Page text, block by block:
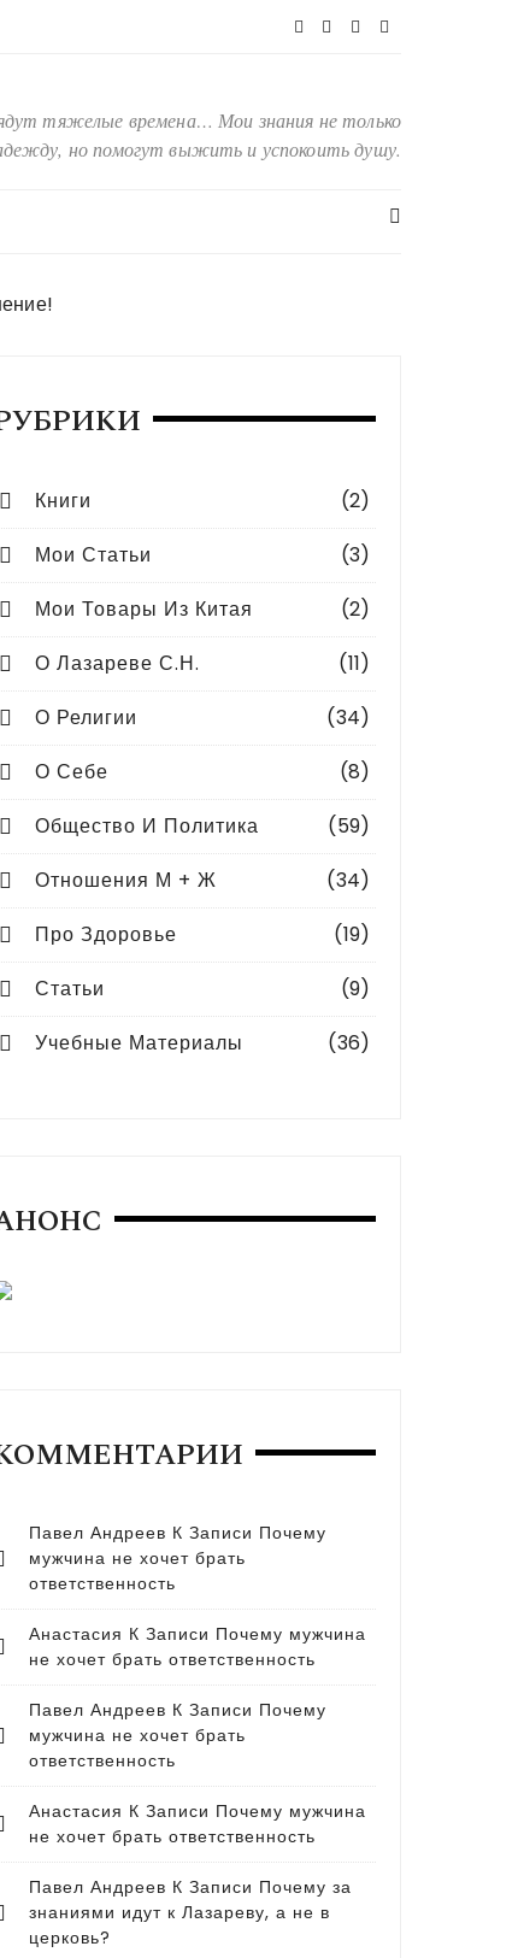
тяжелые времена… Мои знания не только
но помогут выжить и успокоить душу.
Книги
(2)
Мои Статьи
(3)
Мои Товары Из Китая
(2)
О Лазареве С.Н.
(11)
О Религии
(34)
О Себе
(8)
Общество И Политика
(59)
Отношения М + Ж
(34)
Про Здоровье
(19)
Статьи
(9)
Учебные Материалы
(36)
Павел Андреев К Записи Почему
мужчина не хочет брать
ответственность
Анастасия К Записи Почему мужчина
не хочет брать ответственность
Павел Андреев К Записи Почему
мужчина не хочет брать
ответственность
Анастасия К Записи Почему мужчина
не хочет брать ответственность
Павел Андреев К Записи Почему за
знаниями идут к Лазареву, а не в
церковь?